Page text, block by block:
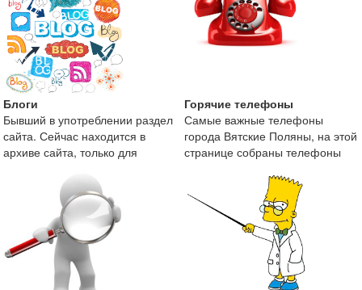
Блоги
Бывший в употреблении раздел
сайта. Сейчас находится в
архиве сайта, только для
Горячие телефоны
Самые важные телефоны
города Вятские Поляны, на этой
странице собраны телефоны